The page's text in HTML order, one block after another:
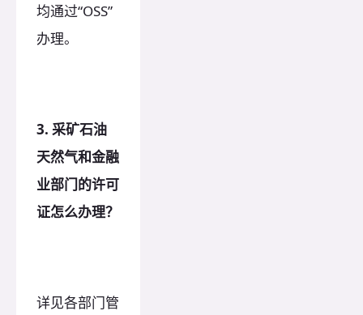
均通过“OSS”
办理。
3. 采矿石油
天然气和金融
业部门的许可
证怎么办理？
详见各部门管